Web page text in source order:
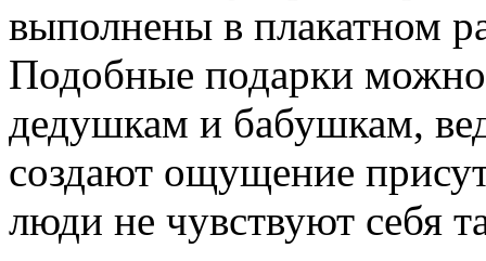
выполнены в плакатном
Подобные подарки
дедушкам и бабушкам,
создают ощущение
люди не чувствуют себя